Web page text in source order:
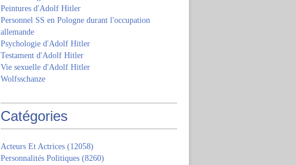
Peintures d'Adolf Hitler
Personnel SS en Pologne durant l'occupation
allemande
Psychologie d'Adolf Hitler
Testament d'Adolf Hitler
Vie sexuelle d'Adolf Hitler
Wolfsschanze
Catégories
Acteurs Et Actrices (12058)
Personnalités Politiques (8260)